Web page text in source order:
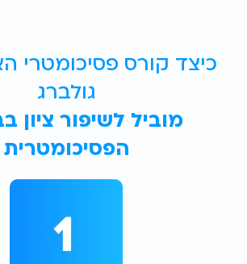
כיצד קורס פסיכומטרי
גולברג
מוביל לשיפור ציון
הפסיכומטרית